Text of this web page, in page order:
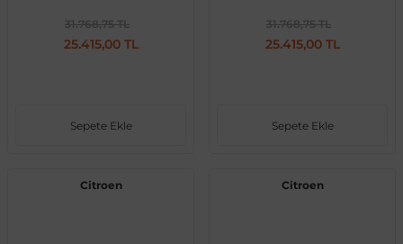
31.768,75 TL
25.415,00 TL
Sepete Ekle
31.768,75 TL
25.415,00 TL
Sepete Ekle
Citroen Citroen